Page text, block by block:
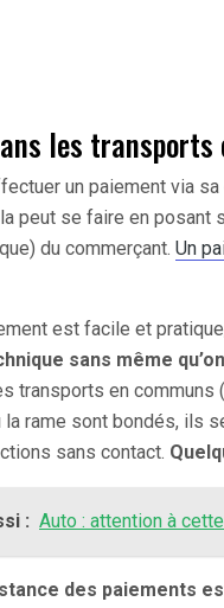
les transports
un paiement via
peut se faire en posant
du commerçant. Un
est facile et
sans même
transports en communs
la rame sont bondés, ils
sans contact.
: Auto : attention à
des paiements